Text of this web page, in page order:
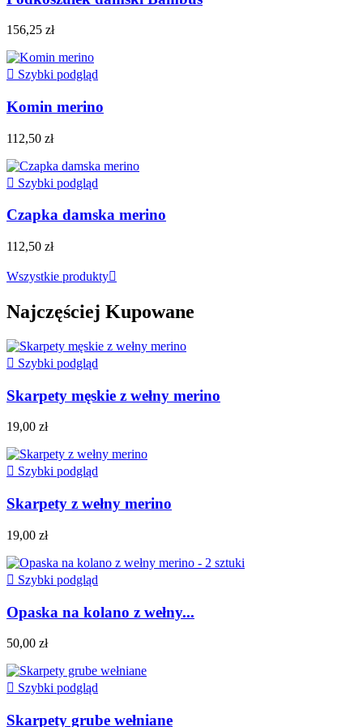
156,25 zł
 Szybki podgląd
Komin merino
112,50 zł
 Szybki podgląd
Czapka damska merino
112,50 zł
Wszystkie produkty
Najczęściej Kupowane
 Szybki podgląd
Skarpety męskie z wełny merino
19,00 zł
 Szybki podgląd
Skarpety z wełny merino
19,00 zł
 Szybki podgląd
Opaska na kolano z wełny...
50,00 zł
 Szybki podgląd
Skarpety grube wełniane